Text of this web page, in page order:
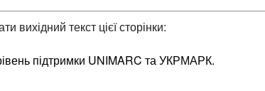
вихідний текст цієї сторінки: